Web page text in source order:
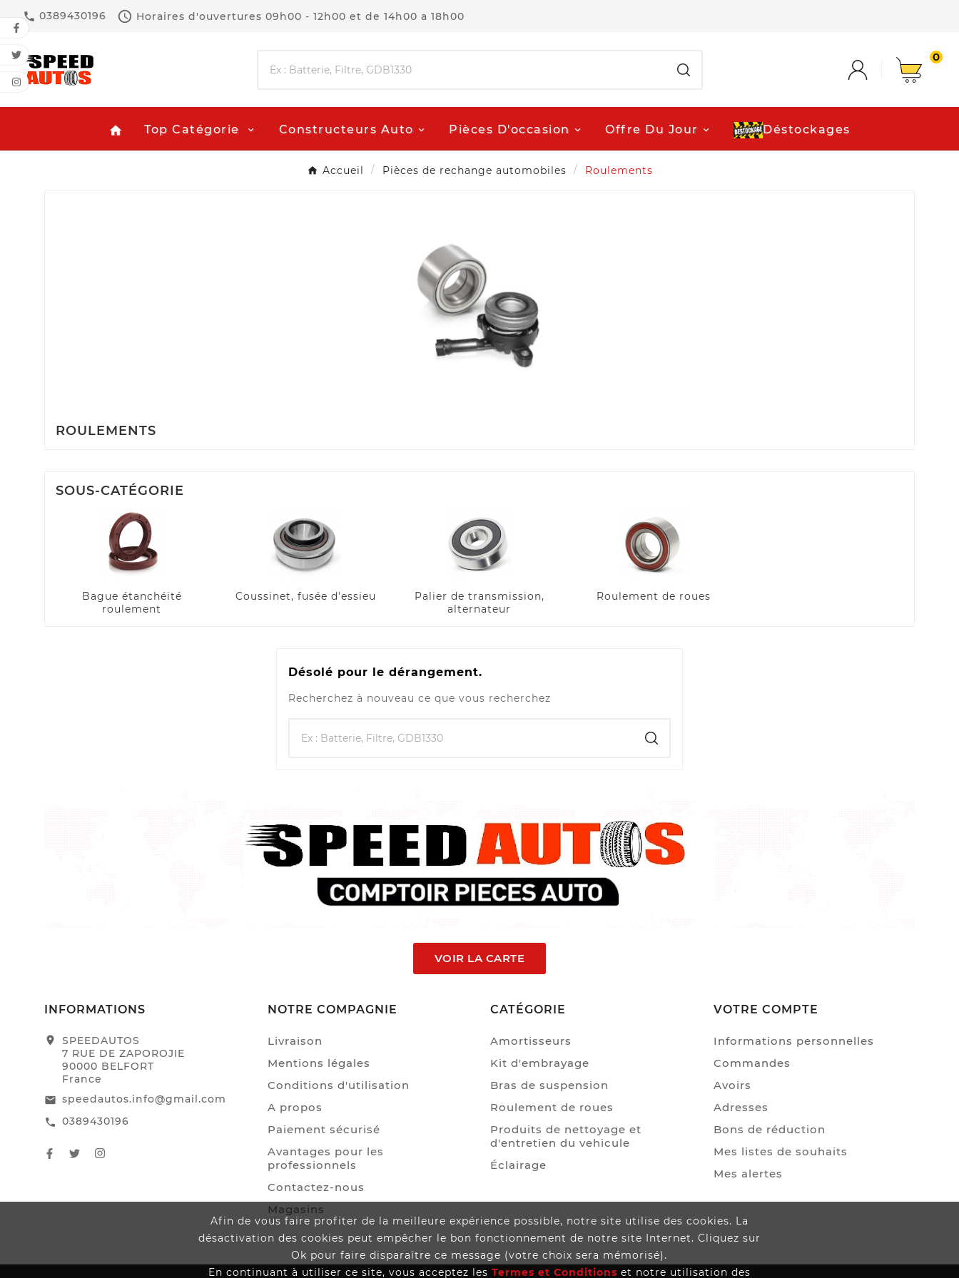
Afin de vous faire profiter de la meilleure expérience possible, notre site utilise des cookies. La
désactivation des cookies peut empêcher le bon fonctionnement de notre site Internet. Cliquez sur
Ok pour faire disparaître ce message (votre choix sera mémorisé).
En continuant à utiliser ce site, vous acceptez les Termes et Conditions et notre utilisation des
 0389430196  Horaires d'ouvertures 09h00 - 12h00 et de 14h00 a 18h00
0
home Top Catégorie Constructeurs Auto Pièces D'occasion Offre Du Jour Déstockages
Accueil Pièces de rechange automobiles Roulements
ROULEMENTS
SOUS-CATÉGORIE
Bague étanchéité
roulement
Coussinet, fusée d'essieu
Palier de transmission,
alternateur
Roulement de roues
Désolé pour le dérangement.
Recherchez à nouveau ce que vous recherchez
VOIR LA CARTE
INFORMATIONS
location_on
SPEEDAUTOS
7 RUE DE ZAPOROJIE
90000 BELFORT
France
email speedautos.info@gmail.com
call 0389430196
NOTRE COMPAGNIE
Livraison
Mentions légales
Conditions d'utilisation
A propos
Paiement sécurisé
Avantages pour les
professionnels
Contactez-nous
Magasins
CATÉGORIE
Amortisseurs
Kit d'embrayage
Bras de suspension
Roulement de roues
Produits de nettoyage et
d'entretien du vehicule
Éclairage
VOTRE COMPTE
Informations personnelles
Commandes
Avoirs
Adresses
Bons de réduction
Mes listes de souhaits
Mes alertes